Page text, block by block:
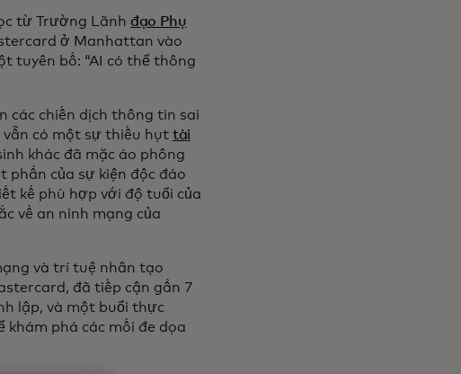
từ Trường Lãnh đạo Phụ
ở Manhattan vào
tuyên bố: “AI có thể thông
các chiến dịch thông tin sai
có một sự thiếu hụt tài
khác đã mặc áo phông
phần của sự kiện độc đáo
kế phù hợp với độ tuổi của
về an ninh mạng của
và trí tuệ nhân tạo
đã tiếp cận gần 7
lập, và một buổi thực
khám phá các mối đe dọa